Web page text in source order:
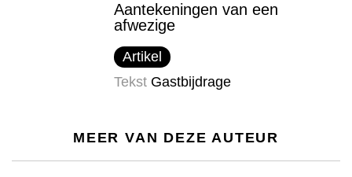
Aantekeningen van een
afwezige
Artikel
Tekst Gastbijdrage
MEER VAN DEZE AUTEUR